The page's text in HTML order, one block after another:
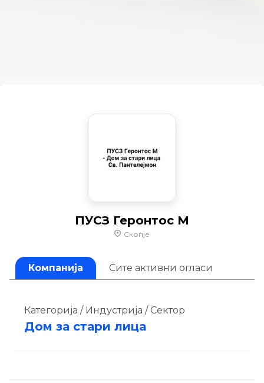
ПУСЗ Геронтос М
Скопје
Компанија Сите активни огласи
Категорија / Индустрија / Сектор
Дом за стари лица